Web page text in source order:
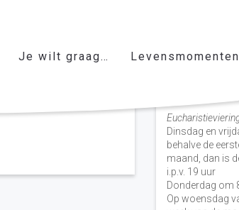
Je wilt graag… Levensmomenten
Vieringen
H. Nicolaas
Dinsdag en
behalve de
maand, dan is
i.p.v. 19 uur
Donderdag om
Op woensdag